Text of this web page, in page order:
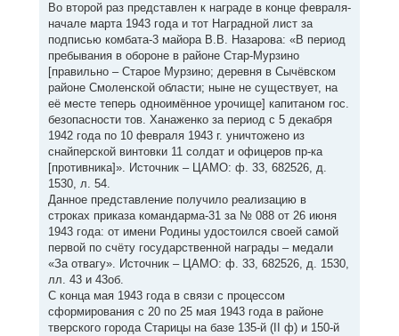
Во второй раз представлен к награде в конце февраля-
начале марта 1943 года и тот Наградной лист за
подписью комбата-3 майора В.В. Назарова: «В период
пребывания в обороне в районе Стар-Мурзино
[правильно – Старое Мурзино; деревня в Сычёвском
районе Смоленской области; ныне не существует, на
её месте теперь одноимённое урочище] капитаном гос.
безопасности тов. Ханаженко за период с 5 декабря
1942 года по 10 февраля 1943 г. уничтожено из
снайперской винтовки 11 солдат и офицеров пр-ка
[противника]». Источник – ЦАМО: ф. 33, 682526, д.
1530, л. 54.
Данное представление получило реализацию в
строках приказа командарма-31 за № 088 от 26 июня
1943 года: от имени Родины удостоился своей самой
первой по счёту государственной награды – медали
«За отвагу». Источник – ЦАМО: ф. 33, 682526, д. 1530,
лл. 43 и 43об.
С конца мая 1943 года в связи с процессом
сформирования с 20 по 25 мая 1943 года в районе
тверского города Старицы на базе 135-й (II ф) и 150-й